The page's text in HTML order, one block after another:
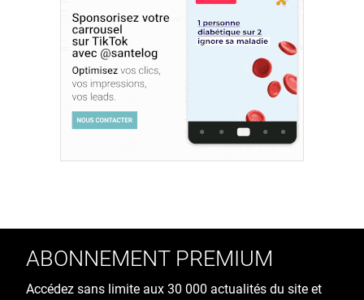
ABONNEMENT PREMIUM
Accédez sans limite aux 30 000 actualités du site et